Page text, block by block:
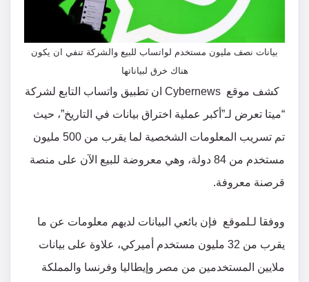
بيانات نصف مليون مستخدم لواتساب للبيع والشركة تنفي ان يكون
هناك خرق لبياناتها
كشف موقع Cybernews ان تطبيق واتساب التابع لشركة
“ميتا تعرض لـ”أكبر عملية اختراق بيانات في التاريخ”، حيث
تم تسريب المعلومات الشخصية لما يقرب من 500 مليون
مستخدم من 84 دولة، وهي معروضة للبيع الآن على منصة
قرصنة معروفة.
ووفقا لـلموقع فإن بائعي البيانات لديهم معلومات عن ما
يقرب من 32 مليون مستخدم أميركي، علاوة على بيانات
ملايين المستخدمين من مصر وإيطاليا وفرنسا والمملكة